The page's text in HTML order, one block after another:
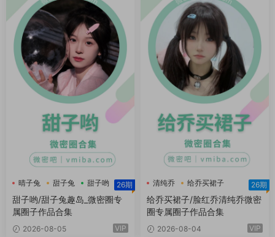
晴子兔 甜子兔 甜子哟 26期
甜子哟/甜子兔趣岛_微密圈专
属圈子作品合集
2026-08-05 VIP
清纯乔
给乔买裙子
给乔买裙子微密圈
26期
给乔买裙子/脸红乔清纯乔微密
圈专属圈子作品合集
2026-08-04 VIP